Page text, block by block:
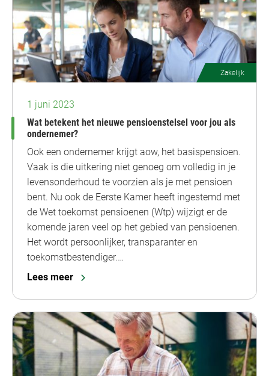
Zakelijk
1 juni 2023
Wat betekent het nieuwe pensioenstelsel voor jou als
ondernemer?
Ook een ondernemer krijgt aow, het basispensioen.
Vaak is die uitkering niet genoeg om volledig in je
levensonderhoud te voorzien als je met pensioen
bent. Nu ook de Eerste Kamer heeft ingestemd met
de Wet toekomst pensioenen (Wtp) wijzigt er de
komende jaren veel op het gebied van pensioenen.
Het wordt persoonlijker, transparanter en
toekomstbestendiger.…
Lees meer